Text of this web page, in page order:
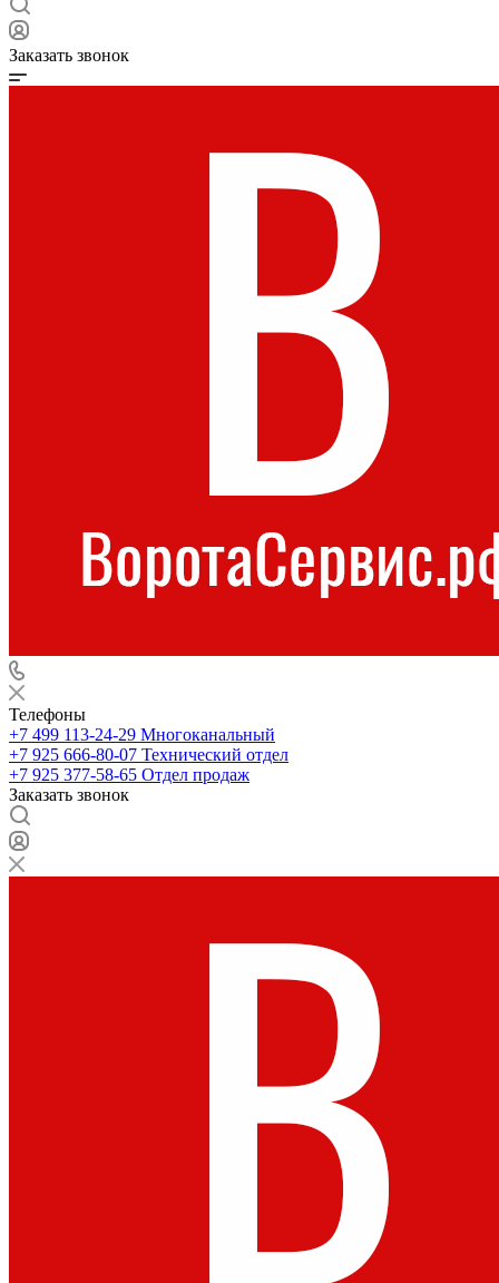
Заказать звонок
Телефоны
+7 499 113-24-29 Многоканальный
+7 925 666-80-07 Технический отдел
+7 925 377-58-65 Отдел продаж
Заказать звонок